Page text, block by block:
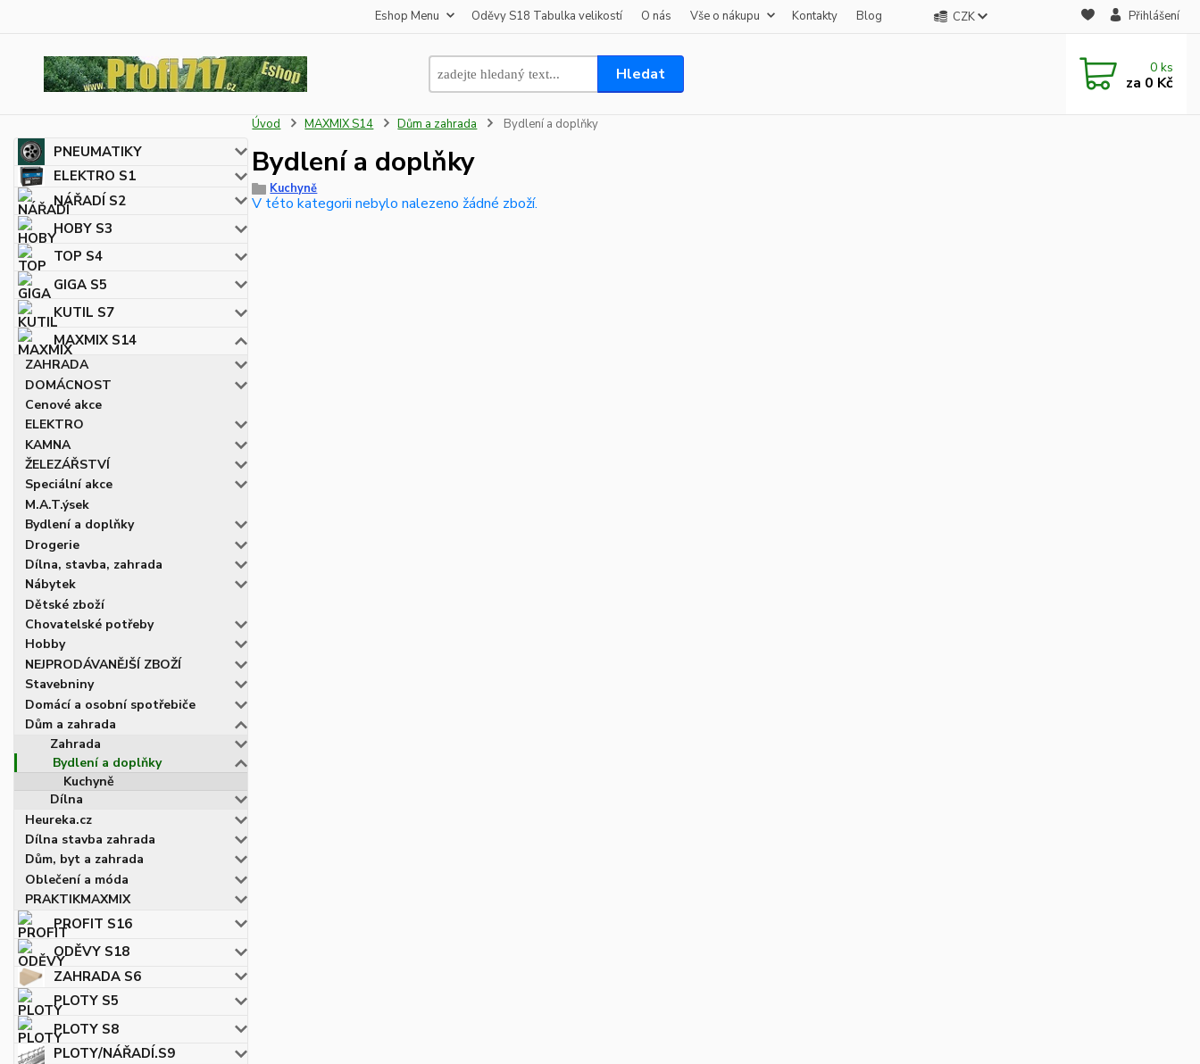
Eshop Menu Oděvy S18 Tabulka velikostí O nás Vše o nákupu Kontakty Blog CZK Přihlášení
Hledat 0 ks
za 0 Kč
PNEUMATIKY
ELEKTRO S1
NÁŘADÍ S2
HOBY S3
TOP S4
GIGA S5
KUTIL S7
MAXMIX S14
ZAHRADA
DOMÁCNOST
Cenové akce
ELEKTRO
KAMNA
ŽELEZÁŘSTVÍ
Speciální akce
M.A.T.ýsek
Bydlení a doplňky
Drogerie
Dílna, stavba, zahrada
Nábytek
Dětské zboží
Chovatelské potřeby
Hobby
NEJPRODÁVANĚJŠÍ ZBOŽÍ
Stavebniny
Domácí a osobní spotřebiče
Dům a zahrada
Zahrada
Bydlení a doplňky
Kuchyně
Dílna
Heureka.cz
Dílna stavba zahrada
Dům, byt a zahrada
Oblečení a móda
PRAKTIKMAXMIX
PROFIT S16
ODĚVY S18
ZAHRADA S6
PLOTY S5
PLOTY S8
PLOTY/NÁŘADÍ.S9
Úvod MAXMIX S14 Dům a zahrada Bydlení a doplňky
Bydlení a doplňky
Kuchyně
V této kategorii nebylo nalezeno žádné zboží.